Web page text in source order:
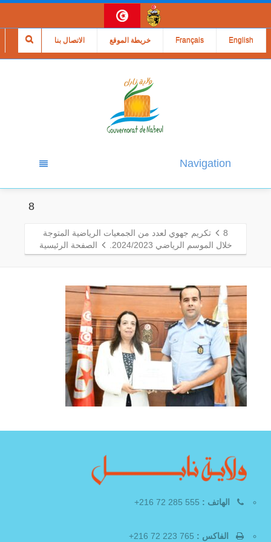
الاتصال بنا خريطة الموقع Français English
Navigation
8
8
تكريم جهوي لعدد من الجمعيات الرياضية المتوجة
خلال الموسم الرياضي 2024/2023.
الصفحة الرئيسية
الهاتف :
الفاكس :